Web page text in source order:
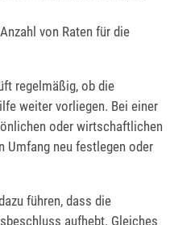
von Raten für die
regelmäßig, ob die
weiter vorliegen. Bei einer
oder wirtschaftlichen
Umfang neu festlegen oder
führen, dass die
aufhebt. Gleiches